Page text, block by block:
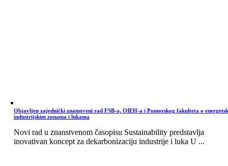
Objavljen zajednički znanstveni rad FSB-a, OIEH-a i Pomorskog fakulteta o
industrijskim zonama i lukama
Novi rad u znanstvenom časopisu Sustainability predstavlja
inovativan koncept za dekarbonizaciju industrije i luka U ...